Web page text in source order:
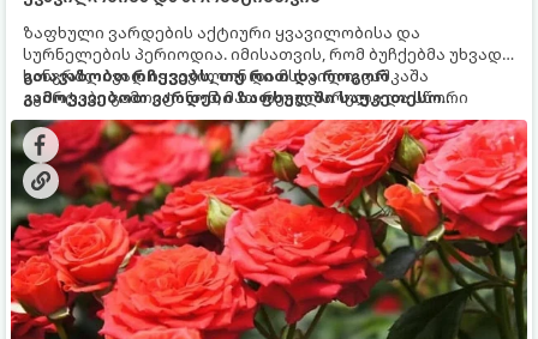
ზაფხული ვარდების აქტიური ყვავილობისა და
სურნელების პერიოდია. იმისათვის, რომ ბუჩქებმა უხვად,
ხანგრძლივად იყვავილონ და მსხვილი, კაშკაშა
კვირტები გამოიტანონ, მათ რეგულარული და სწორი
გამოკვება სჭირდებათ. ზაფხულის პერიოდში მცენარის
მოთხოვნილებები იცვლება, ამიტომ მნიშვნელოვანია
ვიცოდეთ, რომელი სასუქები გამოიყენება ამ დროს.
გთავაზობთ რჩევებს, თუ რით და როგორ
გამოვკვებოთ ვარდები ზაფხულში საუკეთესო
შედეგის მისაღწევად: